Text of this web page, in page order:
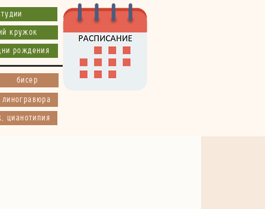
кружок
рождения
бисер
цианотипия